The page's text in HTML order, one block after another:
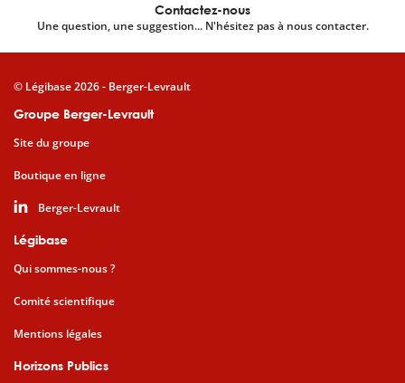
Contactez-nous
Une question, une suggestion... N'hésitez pas à nous contacter.
Groupe Berger-Levrault
Site du groupe
Boutique en ligne
Berger-Levrault
Légibase
Qui sommes-nous ?
Comité scientifique
Mentions légales
Horizons Publics
© Légibase 2026 - Berger-Levrault